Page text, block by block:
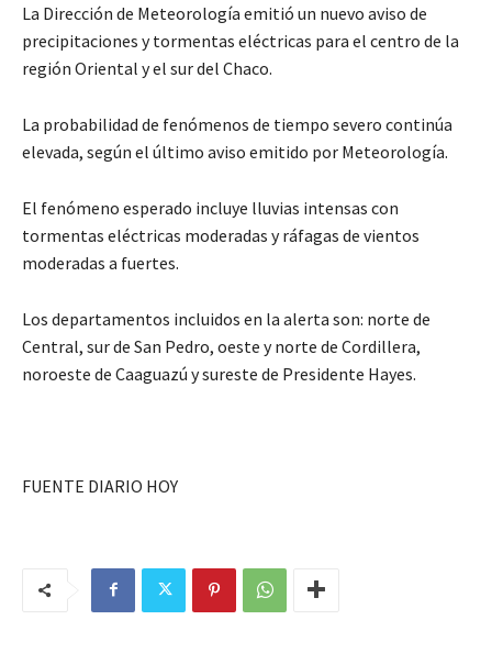
La Dirección de Meteorología emitió un nuevo aviso de
precipitaciones y tormentas eléctricas para el centro de la
región Oriental y el sur del Chaco.
La probabilidad de fenómenos de tiempo severo continúa
elevada, según el último aviso emitido por Meteorología.
El fenómeno esperado incluye lluvias intensas con
tormentas eléctricas moderadas y ráfagas de vientos
moderadas a fuertes.
Los departamentos incluidos en la alerta son: norte de
Central, sur de San Pedro, oeste y norte de Cordillera,
noroeste de Caaguazú y sureste de Presidente Hayes.
FUENTE DIARIO HOY